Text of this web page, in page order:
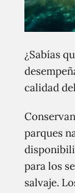
¿Sabías
calidad
parques
para los
salvaje.